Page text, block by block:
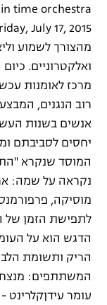
מהצורך לשמוע
מרכז לאומנות
רוב הנגנים,
אנשים בשנות
יחסים לסביבתם
המוסד שנקרא
נקראה על שמה:
מוסיקה,
לתפישת הזמן של
הדגש הוא על
הריק ותשומת
המשתתפים: מנצח
עומר עידןקלרינט